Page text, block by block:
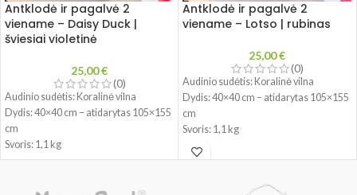
Antklodė ir pagalvė 2
viename – Daisy Duck |
šviesiai violetinė
25,00€
(0)
Audinio sudėtis: Koralinė vilna
Dydis: 40×40 cm – atidarytas 105×155
cm
Svoris: 1,1 kg
Antklodė ir pagalvė 2
viename – Lotso | rubinas
25,00€
(0)
Audinio sudėtis: Koralinė vilna
Dydis: 40×40 cm – atidarytas 105×155
cm
Svoris: 1,1 kg